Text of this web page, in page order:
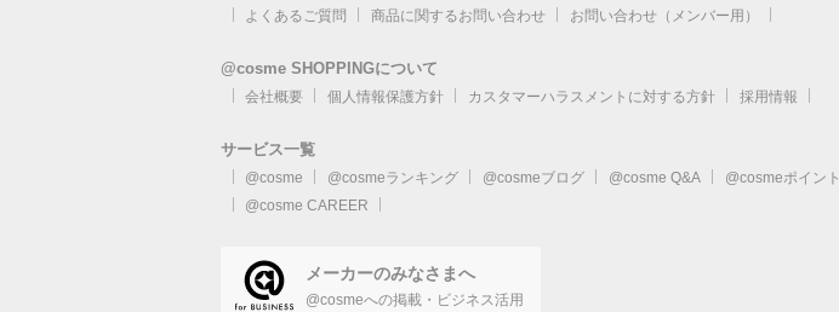
よくあるご質問
商品に関するお問い合わせ お問い合わせ（メンバー用）
@cosme SHOPPINGについて
会社概要 個人情報保護方針 カスタマーハラスメントに対する方針 採用情報
サービス一覧
@cosme @cosmeランキング @cosmeブログ @cosme Q&A @cosmeポイント
@cosme CAREER
メーカーのみなさまへ
@cosmeへの掲載・ビジネス活用